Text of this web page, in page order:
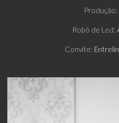
Produção:
Robô de Led:
Convite: